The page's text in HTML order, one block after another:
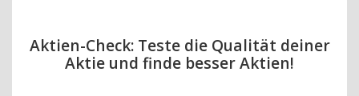
Aktien-Check: Teste die Qualität deiner
Aktie und finde besser Aktien!